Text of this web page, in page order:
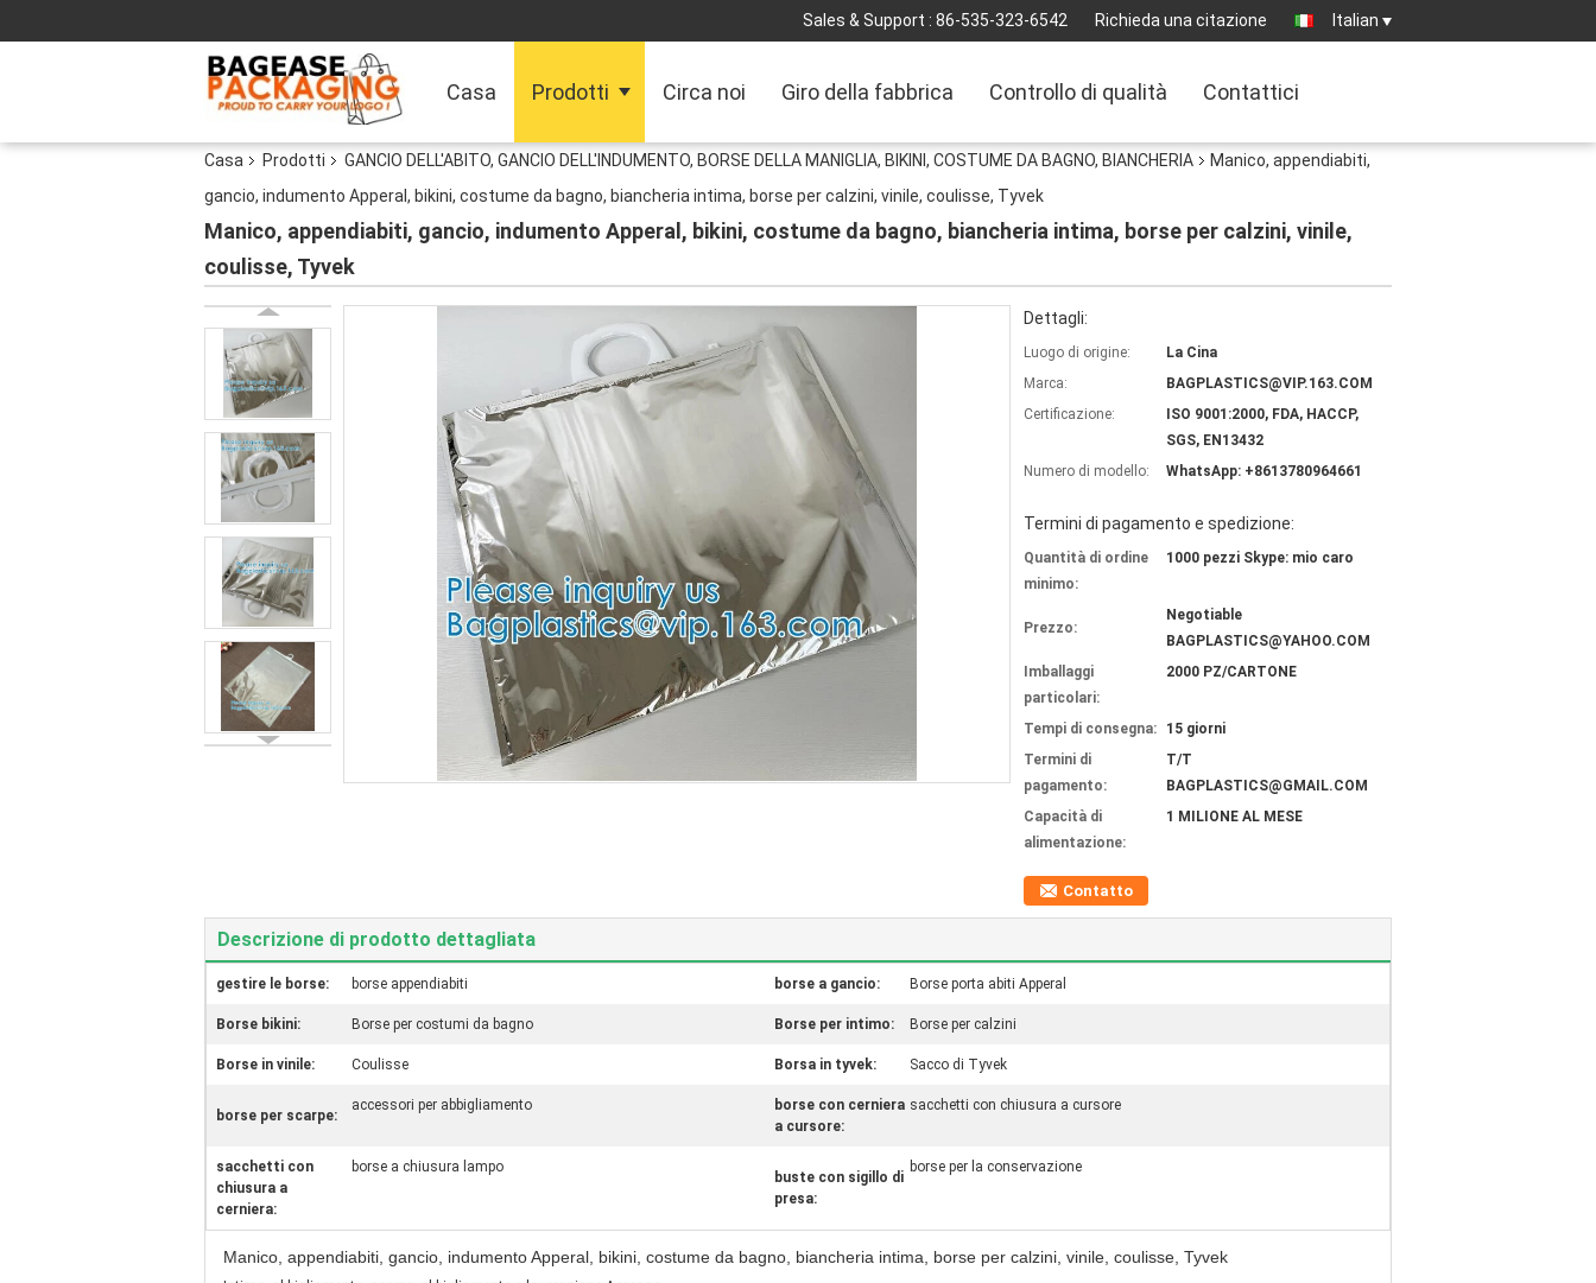
Sales & Support : 86-535-323-6542 Richieda una citazione Italian
Casa Prodotti Circa noi Giro della fabbrica Controllo di qualità Contattici
Casa Prodotti GANCIO DELL'ABITO, GANCIO DELL'INDUMENTO, BORSE DELLA MANIGLIA, BIKINI, COSTUME DA BAGNO, BIANCHERIA
Manico, appendiabiti,
gancio, indumento Apperal, bikini, costume da bagno, biancheria intima, borse per calzini, vinile, coulisse, Tyvek
Manico, appendiabiti, gancio, indumento Apperal, bikini, costume da bagno, biancheria intima, borse per calzini, vinile,
coulisse, Tyvek
Dettagli:
Luogo di origine:
La Cina
Marca:
BAGPLASTICS@VIP.163.COM
Certificazione:
ISO 9001:2000, FDA, HACCP,
SGS, EN13432
Numero di modello:
WhatsApp: +8613780964661
Termini di pagamento e spedizione:
Quantità di ordine
minimo:
1000 pezzi Skype: mio caro
Prezzo:
Negotiable
BAGPLASTICS@YAHOO.COM
Imballaggi
particolari:
2000 PZ/CARTONE
Tempi di consegna:
15 giorni
Termini di
pagamento:
T/T
BAGPLASTICS@GMAIL.COM
Capacità di
alimentazione:
1 MILIONE AL MESE
Contatto
Descrizione di prodotto dettagliata
gestire le borse: borse appendiabiti borse a gancio: Borse porta abiti Apperal
Borse bikini: Borse per costumi da bagno Borse per intimo: Borse per calzini
Borse in vinile: Coulisse Borsa in tyvek: Sacco di Tyvek
borse per scarpe:
accessori per abbigliamento
borse con cerniera
a cursore:
sacchetti con chiusura a cursore
sacchetti con
chiusura a
cerniera:
borse a chiusura lampo
buste con sigillo di
presa:
borse per la conservazione
Manico, appendiabiti, gancio, indumento Apperal, bikini, costume da bagno, biancheria intima, borse per calzini, vinile, coulisse, Tyvek